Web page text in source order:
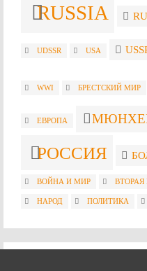
RUSSIA
UDSSR USA
WWI БРЕСТСКИЙ МИР
ЕВРОПА
РОССИЯ
ВОЙНА И МИР
НАРОД ПОЛИТИКА